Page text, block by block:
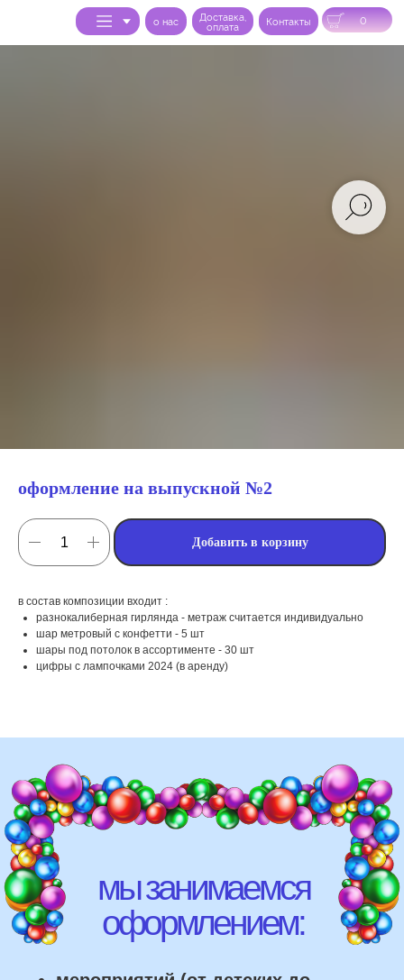
0
Доставка,
оплата Контакты
o нас
оформление на выпускной №2
Добавить в корзину
в состав композиции входит :
разнокалиберная гирлянда - метраж считается индивидуально
шар метровый с конфетти - 5 шт
шары под потолок в ассортименте - 30 шт
цифры с лампочками 2024 (в аренду)
красоты, фитнес-клубов и т.д
различных площадок (лофты,
рестораны, магазины)
мы занимаемся
оформлением: